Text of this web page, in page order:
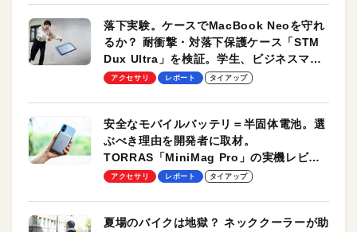
落下実験。ケースでMacBook Neoを守れ
るか？ 耐衝撃・対落下保護ケース「STM
Dux Ultra」を検証。学生、ビジネスマン
のモバイルユースに最適！
アクセサリ レポート タイアップ
安全なモバイルバッテリ＝半固体電池。選
ぶべき理由を開発者に取材。
TORRAS「MiniMag Pro」の実機レビュ
ーも
アクセサリ レポート タイアップ
夏場のバイクは地獄？ ネッククーラーが助